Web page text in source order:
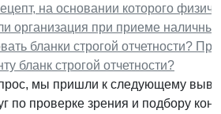
на основании которого
организация при приеме
бланки строгой отчетности?
бланк строгой отчетности?
мы пришли к следующему
по проверке зрения и подбору